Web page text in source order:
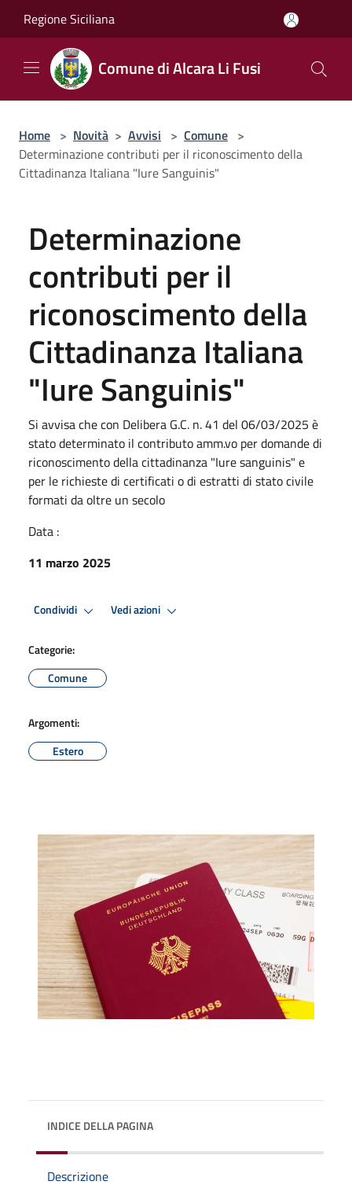
Regione Siciliana
Comune di Alcara Li Fusi
Home > Novità > Avvisi > Comune >
Determinazione contributi per il riconoscimento della
Cittadinanza Italiana "Iure Sanguinis"
Determinazione
contributi per il
riconoscimento della
Cittadinanza Italiana
"Iure Sanguinis"
Si avvisa che con Delibera G.C. n. 41 del 06/03/2025 è
stato determinato il contributo amm.vo per domande di
riconoscimento della cittadinanza "Iure sanguinis" e
per le richieste di certificati o di estratti di stato civile
formati da oltre un secolo
Data :
11 marzo 2025
Condividi Vedi azioni
Categorie:
Comune
Argomenti:
Estero
INDICE DELLA PAGINA
Descrizione